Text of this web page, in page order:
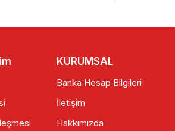
KURUMSAL
Banka Hesap Bilgileri
İletişim
Hakkımızda